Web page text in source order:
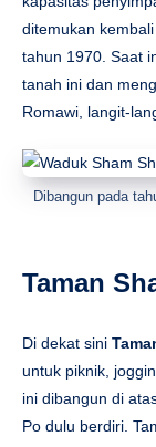
ditemukan
tahun 1970. Saat
tanah ini dan
Romawi, langit-
Dibangun pada
Taman
Di dekat sini
untuk piknik,
ini dibangun di
Po dulu berdiri.